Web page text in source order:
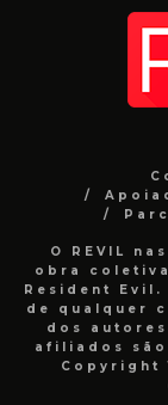
O REVIL
obra
Resident
de qualquer
dos
afiliados
Copyright